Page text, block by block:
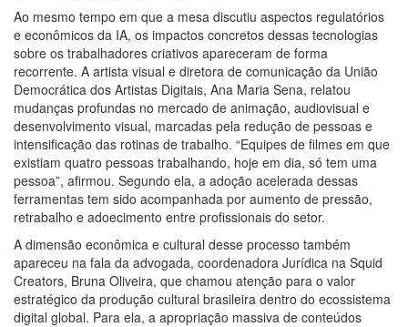
Ao mesmo tempo em que a mesa discutiu aspectos regulatórios
e econômicos da IA, os impactos concretos dessas tecnologias
sobre os trabalhadores criativos apareceram de forma
recorrente. A artista visual e diretora de comunicação da União
Democrática dos Artistas Digitais, Ana Maria Sena, relatou
mudanças profundas no mercado de animação, audiovisual e
desenvolvimento visual, marcadas pela redução de pessoas e
intensificação das rotinas de trabalho. “Equipes de filmes em que
existiam quatro pessoas trabalhando, hoje em dia, só tem uma
pessoa”, afirmou. Segundo ela, a adoção acelerada dessas
ferramentas tem sido acompanhada por aumento de pressão,
retrabalho e adoecimento entre profissionais do setor.
A dimensão econômica e cultural desse processo também
apareceu na fala da advogada, coordenadora Jurídica na Squid
Creators, Bruna Oliveira, que chamou atenção para o valor
estratégico da produção cultural brasileira dentro do ecossistema
digital global. Para ela, a apropriação massiva de conteúdos